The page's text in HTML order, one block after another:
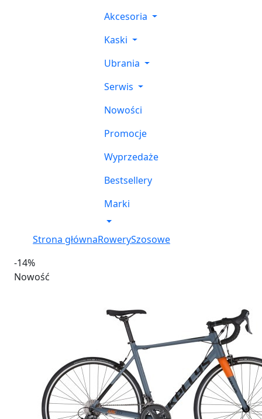
Akcesoria
Kaski
Ubrania
Serwis
Nowości
Promocje
Wyprzedaże
Bestsellery
Marki
Strona głównaRowerySzosowe
-14%
Nowość